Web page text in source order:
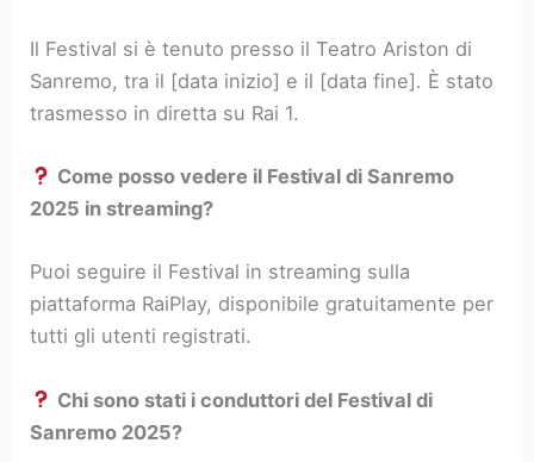
Il Festival si è tenuto presso il Teatro Ariston di
Sanremo, tra il [data inizio] e il [data fine]. È stato
trasmesso in diretta su Rai 1.
Come posso vedere il Festival di Sanremo
2025 in streaming?
Puoi seguire il Festival in streaming sulla
piattaforma RaiPlay, disponibile gratuitamente per
tutti gli utenti registrati.
Chi sono stati i conduttori del Festival di
Sanremo 2025?